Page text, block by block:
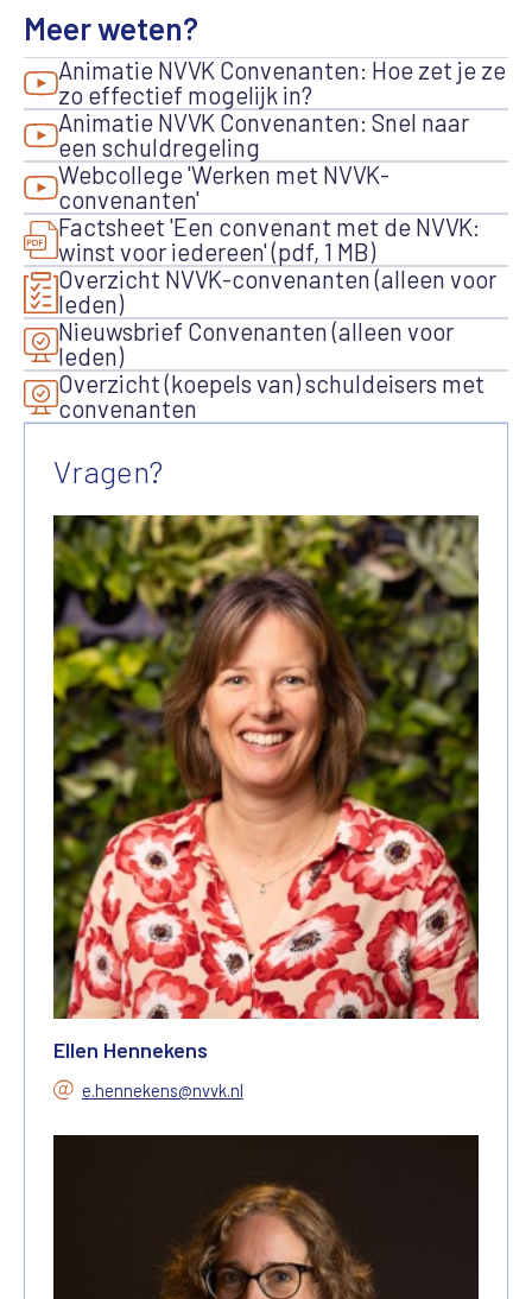
Meer weten?
Animatie NVVK Convenanten: Hoe zet je ze
zo effectief mogelijk in?
Animatie NVVK Convenanten: Snel naar
een schuldregeling
Webcollege 'Werken met NVVK-
convenanten'
Factsheet 'Een convenant met de NVVK:
winst voor iedereen' (pdf, 1 MB)
Overzicht NVVK-convenanten (alleen voor
leden)
Nieuwsbrief Convenanten (alleen voor
leden)
Overzicht (koepels van) schuldeisers met
convenanten
Vragen?
Ellen Hennekens
e.hennekens@nvvk.nl